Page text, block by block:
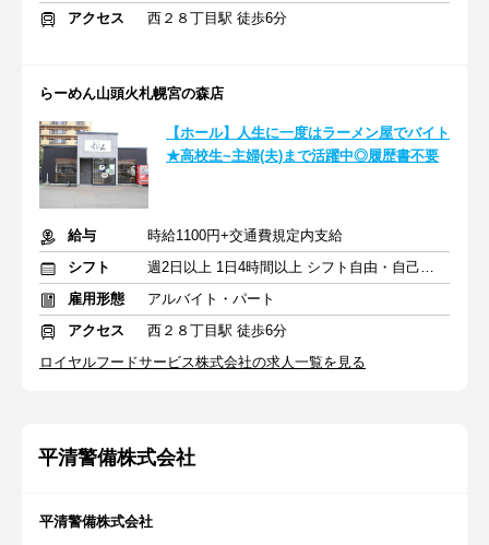
アクセス
西２８丁目駅 徒歩6分
らーめん山頭火札幌宮の森店
【ホール】人生に一度はラーメン屋でバイト
★高校生~主婦(夫)まで活躍中◎履歴書不要
給与
時給1100円+交通費規定内支給
シフト
週2日以上 1日4時間以上 シフト自由・自己申告
雇用形態
アルバイト・パート
アクセス
西２８丁目駅 徒歩6分
ロイヤルフードサービス株式会社の求人一覧を見る
平清警備株式会社
平清警備株式会社